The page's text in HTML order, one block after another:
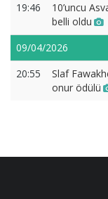
19:46
10’uncu
belli oldu
09/04/2026
20:55
Slaf
onur ödülü